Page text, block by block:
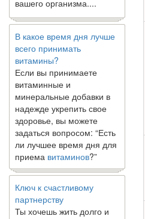
В какое время дня лучше
всего принимать
витамины?
Если вы принимаете
витаминные и
минеральные добавки в
надежде укрепить свое
здоровье, вы можете
задаться вопросом: “Есть
ли лучшее время дня для
приемавитаминов?”
Ключ к счастливому
партнерству
Ты хочешь жить долго и
счастливо. Возможно, ты